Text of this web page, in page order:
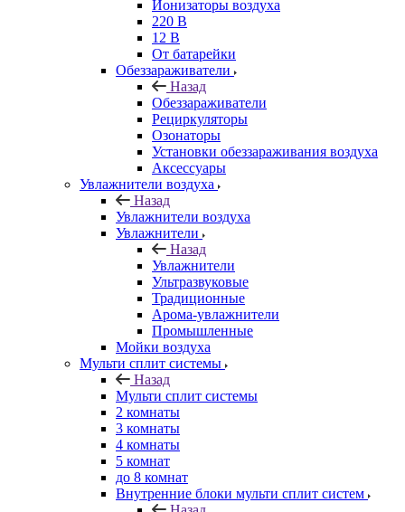
Ионизаторы воздуха
220 В
12 В
От батарейки
Обеззараживатели
Назад
Обеззараживатели
Рециркуляторы
Озонаторы
Установки обеззараживания воздуха
Аксессуары
Увлажнители воздуха
Назад
Увлажнители воздуха
Увлажнители
Назад
Увлажнители
Ультразвуковые
Традиционные
Арома-увлажнители
Промышленные
Мойки воздуха
Мульти сплит системы
Назад
Мульти сплит системы
2 комнаты
3 комнаты
4 комнаты
5 комнат
до 8 комнат
Внутренние блоки мульти сплит систем